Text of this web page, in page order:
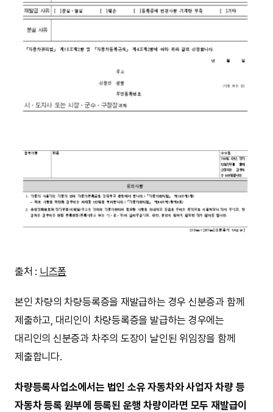
출처 : 니즈폼
본인 차량의 차량등록증을 재발급하는 경우 신분증과 함께
제출하고, 대리인이 차량등록증을 발급하는 경우에는
대리인의 신분증과 차주의 도장이 날인된 위임장을 함께
제출합니다.
차량등록사업소에서는 법인 소유 자동차와 사업자 차량 등
자동차 등록 원부에 등록된 운행 차량이라면 모두 재발급이